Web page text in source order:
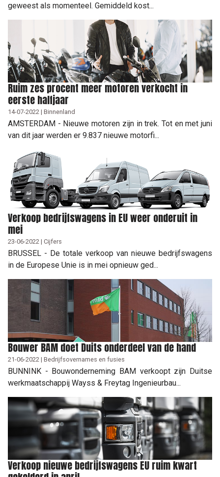
geweest als momenteel. Gemiddeld kost...
Ruim zes procent meer motoren verkocht in
eerste halfjaar
14-07-2022 | Binnenland
AMSTERDAM - Nieuwe motoren zijn in trek. Tot en met juni
van dit jaar werden er 9.837 nieuwe motorfi...
Verkoop bedrijfswagens in EU weer onderuit in
mei
23-06-2022 | Cijfers
BRUSSEL - De totale verkoop van nieuwe bedrijfswagens
in de Europese Unie is in mei opnieuw ged...
Bouwer BAM doet Duits onderdeel van de hand
21-06-2022 | Bedrijfsovernames en fusies
BUNNINK - Bouwonderneming BAM verkoopt zijn Duitse
werkmaatschappij Wayss & Freytag Ingenieurbau...
Verkoop nieuwe bedrijfswagens EU ruim kwart